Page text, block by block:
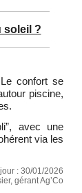
soleil ?
confort se
piscine,
avec une
via les
: 30/01/2026
gérant Ag’Co